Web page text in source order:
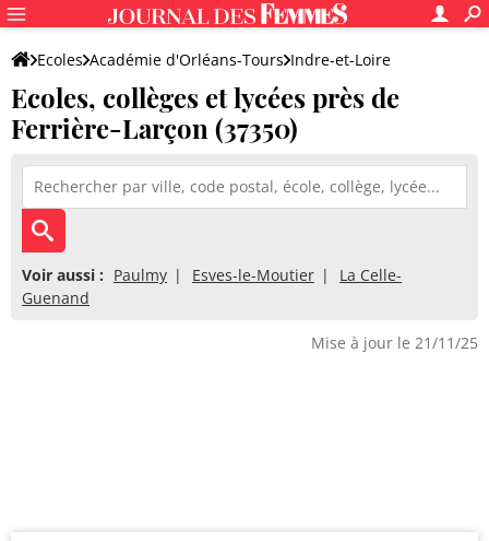
Ecoles Académie d'Orléans-Tours Indre-et-Loire
Ecoles, collèges et lycées près de
Ferrière-Larçon (37350)
Voir aussi : Paulmy Esves-le-Moutier
La Celle-
Guenand
Mise à jour le 21/11/25